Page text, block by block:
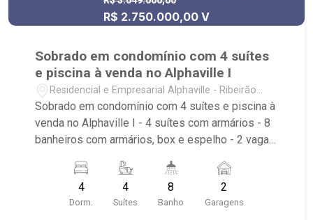
R$ 2.750.000,00 V
Sobrado em condomínio com 4 suítes
e piscina à venda no Alphaville I
Residencial e Empresarial Alphaville - Ribeirão
Preto/SP
Sobrado em condomínio com 4 suítes e piscina à
venda no Alphaville I - 4 suítes com armários - 8
banheiros com armários, box e espelho - 2 vagas
- Cozinha com armários - Despensa com
armários - Área de serviço - Dormitório de
serviço com banheiro - Quintal gramado -
4
Dorm.
4
Suítes
8
Banho
2
Garagens